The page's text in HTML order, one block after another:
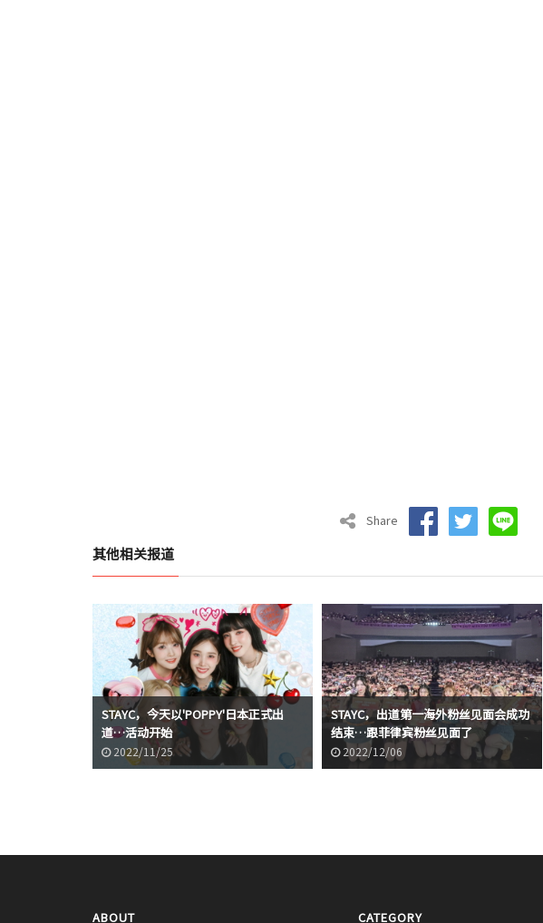
Share
其他相关报道
STAYC，今天以'POPPY'日本正式出
道…活动开始
2022/11/25
STAYC，出道第一海外粉丝见面会成功
结束…跟菲律宾粉丝见面了
2022/12/06
ABOUT CATEGORY